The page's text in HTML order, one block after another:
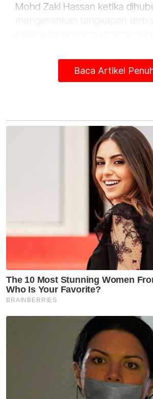
Mohd Zaki Hassan ketika
Muat turun aplikasi Sinar
Sprm
Tahan Reman
Timbalan Pengarah
Artikel
Baca Artikel